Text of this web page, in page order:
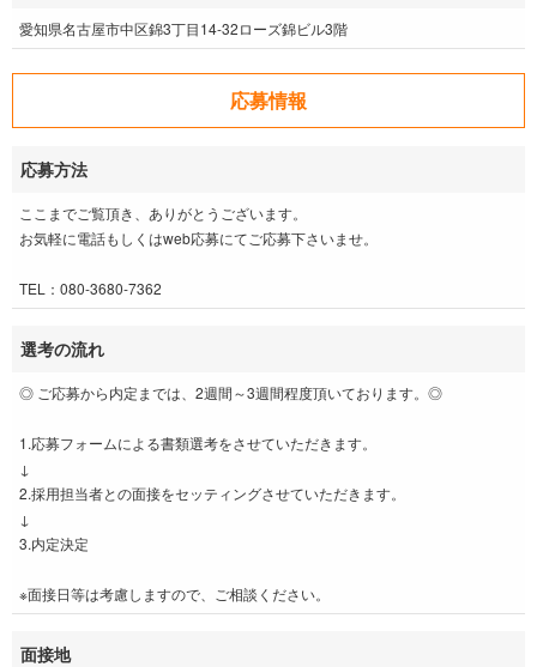
愛知県名古屋市中区錦3丁目14-32ローズ錦ビル3階
応募情報
応募方法
ここまでご覧頂き、ありがとうございます。
お気軽に電話もしくはweb応募にてご応募下さいませ。
TEL：080-3680-7362
選考の流れ
◎ ご応募から内定までは、2週間～3週間程度頂いております。◎
1.応募フォームによる書類選考をさせていただきます。
↓
2.採用担当者との面接をセッティングさせていただきます。
↓
3.内定決定
※面接日等は考慮しますので、ご相談ください。
面接地